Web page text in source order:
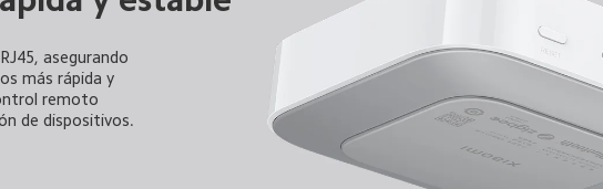
asegurando
más rápida y
remoto
de dispositivos.